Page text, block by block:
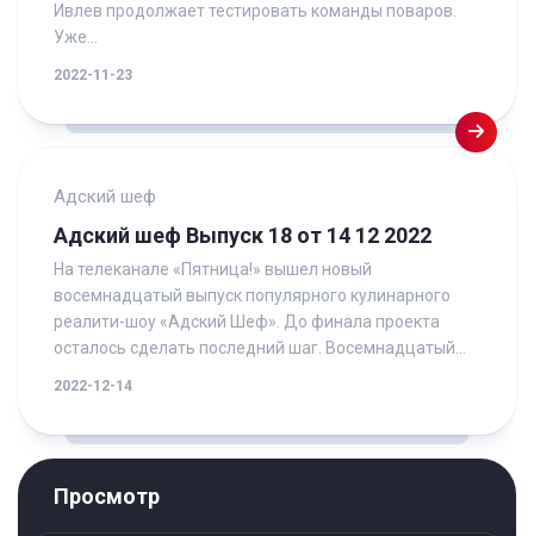
Ивлев продолжает тестировать команды поваров.
Уже...
2022-11-23
Адский шеф
Адский шеф Выпуск 18 от 14 12 2022
На телеканале «Пятница!» вышел новый
восемнадцатый выпуск популярного кулинарного
реалити-шоу «Адский Шеф». До финала проекта
осталось сделать последний шаг. Восемнадцатый...
2022-12-14
Просмотр